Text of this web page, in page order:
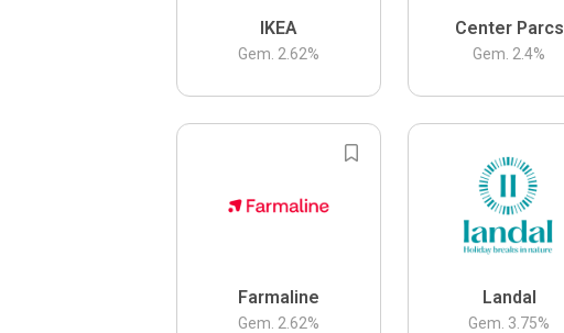
IKEA
Gem. 2.62%
Center Parcs
Gem. 2.4%
Farmaline
Gem. 2.62%
Landal
Gem. 3.75%